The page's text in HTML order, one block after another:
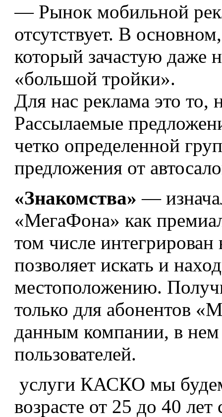
— Рынок мобильной
отсутствует. В
который зачастую даже
«большой тройки».
Для нас реклама это то,
Рассылаемые
четко определенной
предложения от
«Знакомства» —
«МегаФона» как
том числе
позволяет искать и
местоположению.
только для абонентов
данным компании, в нем
пользователей.
услуги КАСКО мы
возрасте от 25 до 40